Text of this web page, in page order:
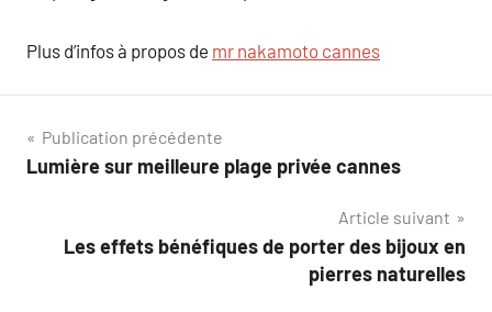
Plus d’infos à propos de mr nakamoto cannes
Navigation
de
Publication précédente
Lumière sur meilleure plage privée cannes
Article suivant
Les effets bénéfiques de porter des bijoux en
pierres naturelles